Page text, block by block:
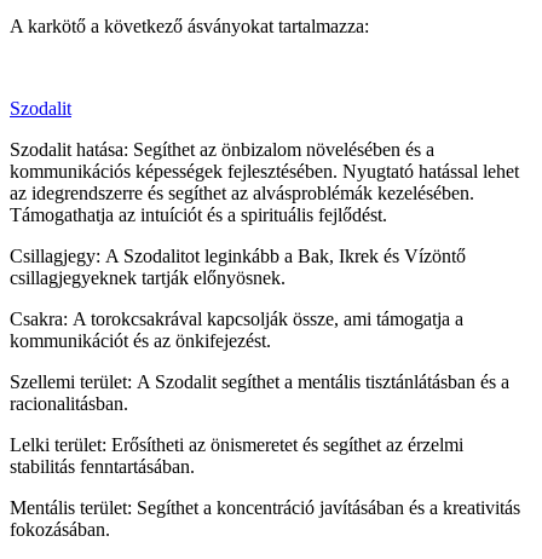
A karkötő a következő ásványokat tartalmazza:
Szodalit
Szodalit hatása: Segíthet az önbizalom növelésében és a
kommunikációs képességek fejlesztésében. Nyugtató hatással lehet
az idegrendszerre és segíthet az alvásproblémák kezelésében.
Támogathatja az intuíciót és a spirituális fejlődést.
Csillagjegy: A Szodalitot leginkább a Bak, Ikrek és Vízöntő
csillagjegyeknek tartják előnyösnek.
Csakra: A torokcsakrával kapcsolják össze, ami támogatja a
kommunikációt és az önkifejezést.
Szellemi terület: A Szodalit segíthet a mentális tisztánlátásban és a
racionalitásban.
Lelki terület: Erősítheti az önismeretet és segíthet az érzelmi
stabilitás fenntartásában.
Mentális terület: Segíthet a koncentráció javításában és a kreativitás
fokozásában.